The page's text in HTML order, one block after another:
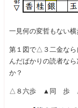
一見何の変哲もない横
第１図で△３二金なら
んだばかりの読者な
か？
△８六歩 ▲同 歩 △